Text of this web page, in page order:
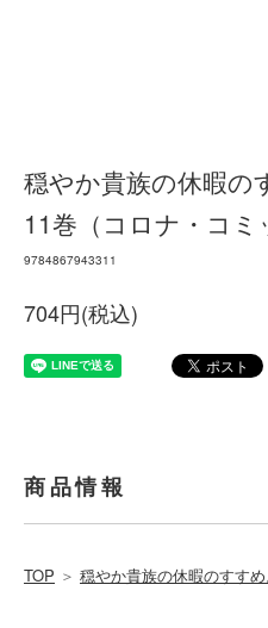
穏やか貴族の休暇の
11巻（コロナ・コミ
9784867943311
704円(税込)
商品情報
TOP ＞ 穏やか貴族の休暇のすすめ